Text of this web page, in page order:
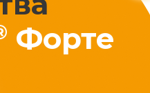
Форте